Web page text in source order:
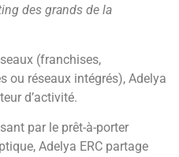
des grands de la
(franchises,
ou réseaux intégrés), Adelya
d’activité.
par le prêt-à-porter
Adelya ERC partage